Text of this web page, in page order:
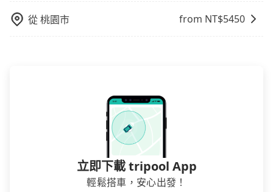
從桃園市 from NT$5450
立即下載 tripool App
輕鬆搭車，安心出發！